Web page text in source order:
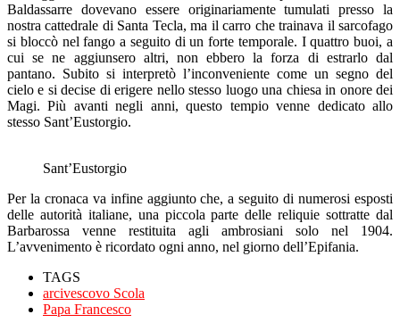
Baldassarre dovevano essere originariamente tumulati presso la
nostra cattedrale di Santa Tecla, ma il carro che trainava il sarcofago
si bloccò nel fango a seguito di un forte temporale. I quattro buoi, a
cui se ne aggiunsero altri, non ebbero la forza di estrarlo dal
pantano. Subito si interpretò l’inconveniente come un segno del
cielo e si decise di erigere nello stesso luogo una chiesa in onore dei
Magi. Più avanti negli anni, questo tempio venne dedicato allo
stesso Sant’Eustorgio.
Sant’Eustorgio
Per la cronaca va infine aggiunto che, a seguito di numerosi esposti
delle autorità italiane, una piccola parte delle reliquie sottratte dal
Barbarossa venne restituita agli ambrosiani solo nel 1904.
L’avvenimento è ricordato ogni anno, nel giorno dell’Epifania.
TAGS
arcivescovo Scola
Papa Francesco